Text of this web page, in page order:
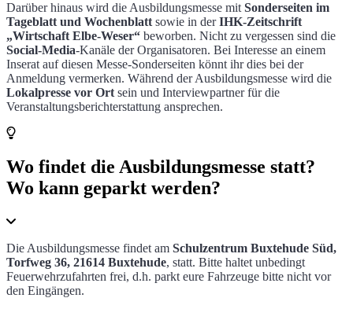
Darüber hinaus wird die Ausbildungsmesse mit Sonderseiten im
Tageblatt und Wochenblatt sowie in derIHK-Zeitschrift
„Wirtschaft Elbe-Weser“ beworben. Nicht zu vergessen sind die
Social-Media-Kanäle der Organisatoren. Bei Interesse an einem
Inserat auf diesen Messe-Sonderseiten könnt ihr dies bei der
Anmeldung vermerken. Während der Ausbildungsmesse wird die
Lokalpresse vor Ort sein und Interviewpartner für die
Veranstaltungsberichterstattung ansprechen.
Wo findet die Ausbildungsmesse statt?
Wo kann geparkt werden?
Die Ausbildungsmesse findet am Schulzentrum Buxtehude Süd,
Torfweg 36, 21614 Buxtehude, statt. Bitte haltet unbedingt
Feuerwehrzufahrten frei, d.h. parkt eure Fahrzeuge bitte nicht vor
den Eingängen.